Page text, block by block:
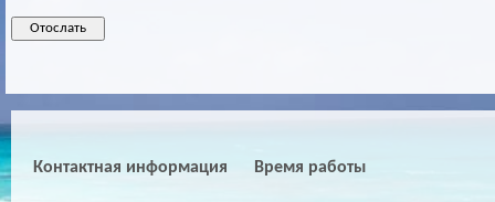
Контактная информация Время работы